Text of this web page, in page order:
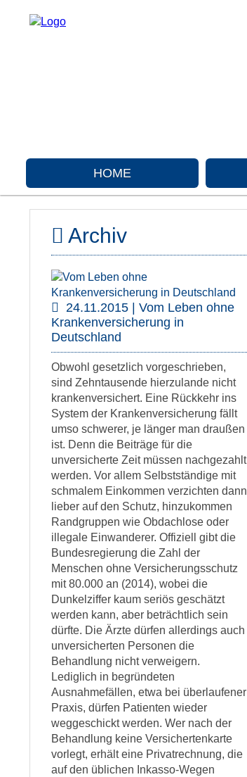
HOME
Archiv
24.11.2015 | Vom Leben ohne
Krankenversicherung in
Deutschland
Obwohl gesetzlich vorgeschrieben,
sind Zehntausende hierzulande nicht
krankenversichert. Eine Rückkehr ins
System der Krankenversicherung fällt
umso schwerer, je länger man draußen
ist. Denn die Beiträge für die
unversicherte Zeit müssen nachgezahlt
werden. Vor allem Selbstständige mit
schmalem Einkommen verzichten dann
lieber auf den Schutz, hinzukommen
Randgruppen wie Obdachlose oder
illegale Einwanderer. Offiziell gibt die
Bundesregierung die Zahl der
Menschen ohne Versicherungsschutz
mit 80.000 an (2014), wobei die
Dunkelziffer kaum seriös geschätzt
werden kann, aber beträchtlich sein
dürfte. Die Ärzte dürfen allerdings auch
unversicherten Personen die
Behandlung nicht verweigern.
Lediglich in begründeten
Ausnahmefällen, etwa bei überlaufener
Praxis, dürfen Patienten wieder
weggeschickt werden. Wer nach der
Behandlung keine Versichertenkarte
vorlegt, erhält eine Privatrechnung, die
auf den üblichen Inkasso-Wegen